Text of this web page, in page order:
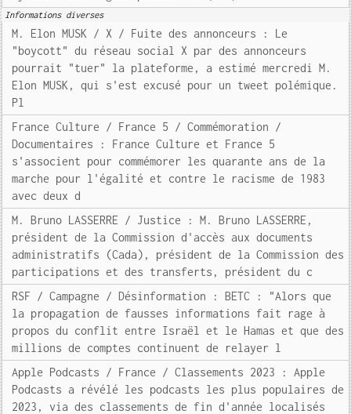
Informations diverses
M. Elon MUSK / X / Fuite des annonceurs : Le
"boycott" du réseau social X par des annonceurs
pourrait "tuer" la plateforme, a estimé mercredi M.
Elon MUSK, qui s'est excusé pour un tweet polémique.
Pl
France Culture / France 5 / Commémoration /
Documentaires : France Culture et France 5
s'associent pour commémorer les quarante ans de la
marche pour l'égalité et contre le racisme de 1983
avec deux d
M. Bruno LASSERRE / Justice : M. Bruno LASSERRE,
président de la Commission d'accès aux documents
administratifs (Cada), président de la Commission des
participations et des transferts, président du c
RSF / Campagne / Désinformation : BETC : "Alors que
la propagation de fausses informations fait rage à
propos du conflit entre Israël et le Hamas et que des
millions de comptes continuent de relayer l
Apple Podcasts / France / Classements 2023 : Apple
Podcasts a révélé les podcasts les plus populaires de
2023, via des classements de fin d'année localisés